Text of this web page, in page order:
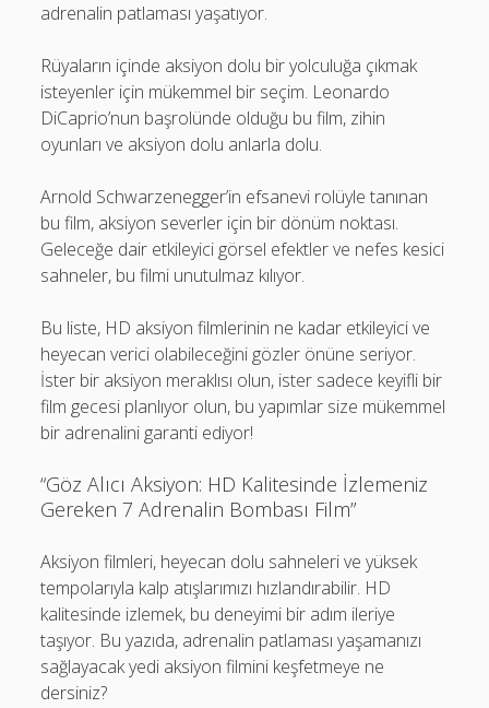
adrenalin patlaması yaşatıyor.
Rüyaların içinde aksiyon dolu bir yolculuğa çıkmak
isteyenler için mükemmel bir seçim. Leonardo
DiCaprio’nun başrolünde olduğu bu film, zihin
oyunları ve aksiyon dolu anlarla dolu.
Arnold Schwarzenegger’in efsanevi rolüyle tanınan
bu film, aksiyon severler için bir dönüm noktası.
Geleceğe dair etkileyici görsel efektler ve nefes kesici
sahneler, bu filmi unutulmaz kılıyor.
Bu liste, HD aksiyon filmlerinin ne kadar etkileyici ve
heyecan verici olabileceğini gözler önüne seriyor.
İster bir aksiyon meraklısı olun, ister sadece keyifli bir
film gecesi planlıyor olun, bu yapımlar size mükemmel
bir adrenalini garanti ediyor!
“Göz Alıcı Aksiyon: HD Kalitesinde İzlemeniz
Gereken 7 Adrenalin Bombası Film”
Aksiyon filmleri, heyecan dolu sahneleri ve yüksek
tempolarıyla kalp atışlarımızı hızlandırabilir. HD
kalitesinde izlemek, bu deneyimi bir adım ileriye
taşıyor. Bu yazıda, adrenalin patlaması yaşamanızı
sağlayacak yedi aksiyon filmini keşfetmeye ne
dersiniz?